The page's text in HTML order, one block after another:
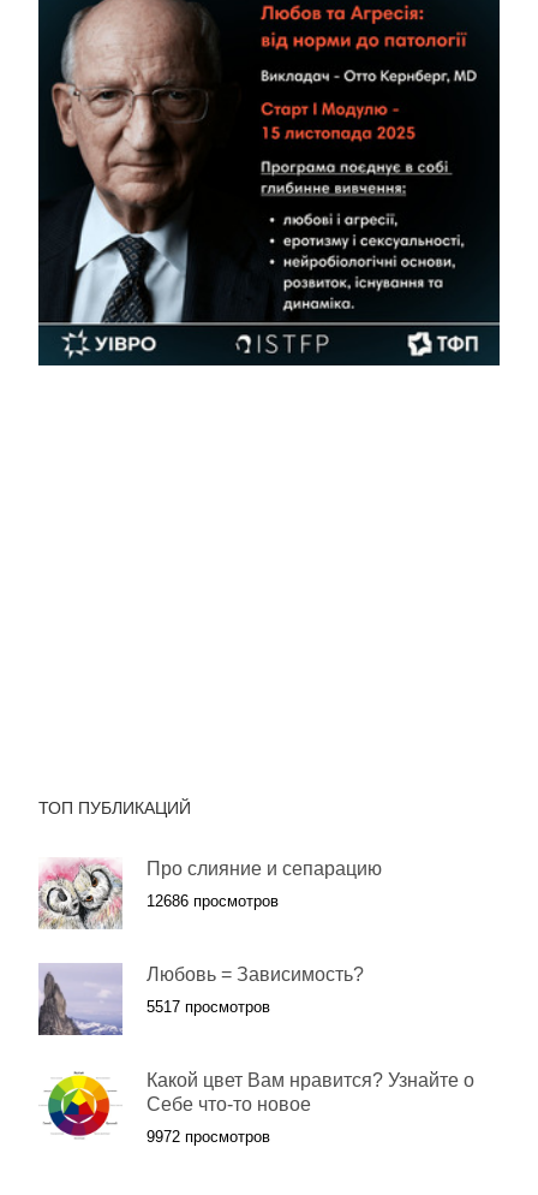
ТОП ПУБЛИКАЦИЙ
Про слияние и сепарацию
12686 просмотров
Любовь = Зависимость?
5517 просмотров
Какой цвет Вам нравится? Узнайте о
Себе что-то новое
9972 просмотров